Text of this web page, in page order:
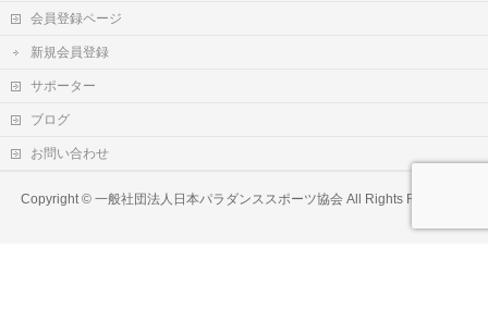
会員登録ページ
新規会員登録
サポーター
ブログ
お問い合わせ
Copyright © 一般社団法人日本パラダンススポーツ協会All Rights Reserved.